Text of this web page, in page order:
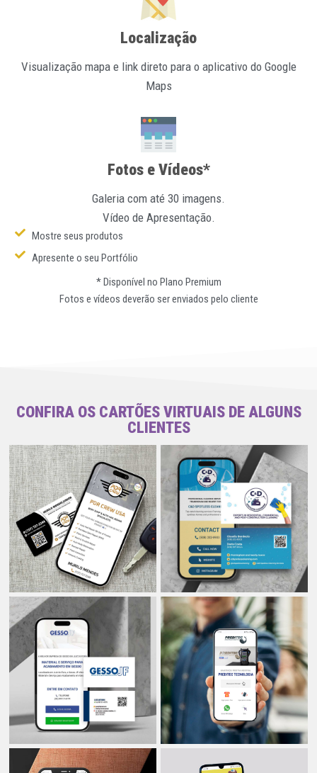
Localização
Visualização mapa e link direto para o aplicativo do Google
Maps
Fotos e Vídeos*
Galeria com até 30 imagens.
Vídeo de Apresentação.
Mostre seus produtos
Apresente o seu Portfólio
* Disponível no Plano Premium
Fotos e vídeos deverão ser enviados pelo cliente
CONFIRA OS CARTÕES VIRTUAIS DE ALGUNS
CLIENTES